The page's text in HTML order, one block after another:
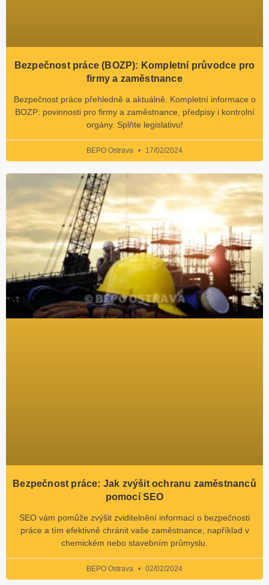
Bezpečnost práce (BOZP): Kompletní průvodce pro
firmy a zaměstnance
Bezpečnost práce přehledně a aktuálně. Kompletní informace o
BOZP: povinnosti pro firmy a zaměstnance, předpisy i kontrolní
orgány. Splňte legislativu!
BEPO Ostrava 17/02/2024
Bezpečnost práce: Jak zvýšit ochranu zaměstnanců
pomocí SEO
SEO vám pomůže zvýšit zviditelnění informací o bezpečnosti
práce a tím efektivně chránit vaše zaměstnance, například v
chemickém nebo stavebním průmyslu.
BEPO Ostrava 02/02/2024